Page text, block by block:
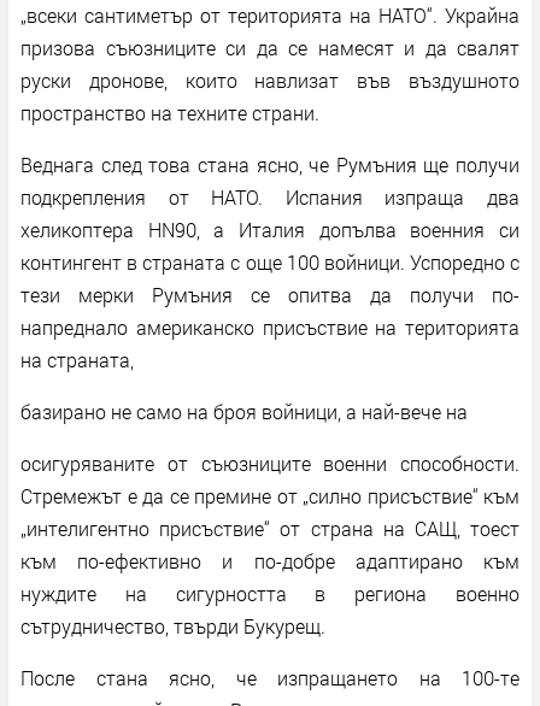
„всеки сантиметър от територията на НАТО“. Украйна
призова съюзниците си да се намесят и да свалят
руски дронове, които навлизат във въздушното
пространство на техните страни.
Веднага след това стана ясно, че Румъния ще получи
подкрепления от НАТО. Испания изпраща два
хеликоптера HN90, а Италия допълва военния си
контингент в страната с още 100 войници. Успоредно с
тези мерки Румъния се опитва да получи по-
напреднало американско присъствие на територията
на страната,
базирано не само на броя войници, а най-вече на
осигуряваните от съюзниците военни способности.
Стремежът е да се премине от „силно присъствие“ към
„интелигентно присъствие“ от страна на САЩ, тоест
към по-ефективно и по-добре адаптирано към
нуждите на сигурността в региона военно
сътрудничество, твърди Букурещ.
После стана ясно, че изпращането на 100-те